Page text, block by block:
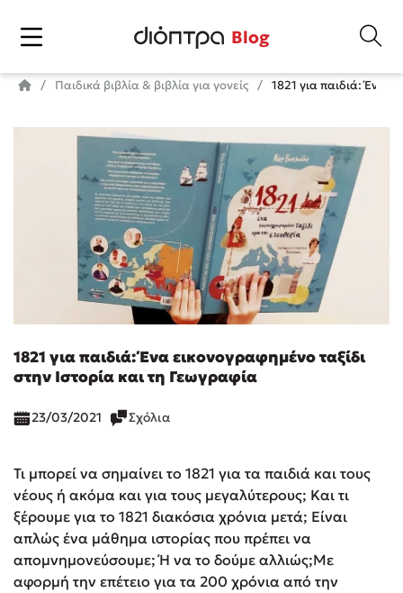
Blog
Παιδικά βιβλία & βιβλία για γονείς 1821 για παιδιά: Ένα
1821 για παιδιά: Ένα εικονογραφημένο ταξίδι
στην Ιστορία και τη Γεωγραφία
23/03/2021 Σχόλια
Τι μπορεί να σημαίνει το 1821 για τα παιδιά και τους
νέους ή ακόμα και για τους μεγαλύτερους; Και τι
ξέρουμε για το 1821 διακόσια χρόνια μετά; Είναι
απλώς ένα μάθημα ιστορίας που πρέπει να
απομνημονεύσουμε; Ή να το δούμε αλλιώς;Με
αφορμή την επέτειο για τα 200 χρόνια από την